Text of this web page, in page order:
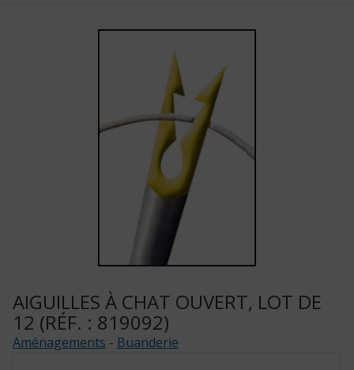
AIGUILLES À CHAT OUVERT, LOT DE
12 (RÉF. : 819092)
Aménagements - Buanderie